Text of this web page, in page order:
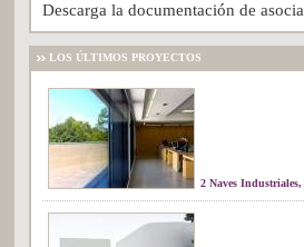
Descarga la documentación de
LOS ÚLTIMOS PROYECTOS
2 Naves Industriales,